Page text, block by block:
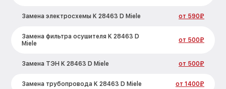
Замена электросхемы K 28463 D Miele от 590₽
Замена фильтра осушителя K 28463 D
Miele
от 500₽
Замена ТЭН K 28463 D Miele от 500₽
Замена трубопровода K 28463 D Miele от 1400₽